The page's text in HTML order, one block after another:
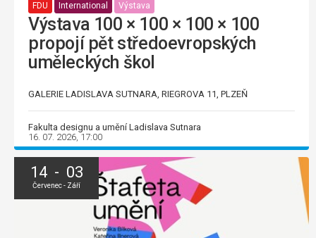
FDU International Výstava
Výstava 100 × 100 × 100 × 100
propojí pět středoevropských
uměleckých škol
GALERIE LADISLAVA SUTNARA, RIEGROVA 11, PLZEŇ
Fakulta designu a umění Ladislava Sutnara
16. 07. 2026, 17:00
14 - 03
Červenec - Září